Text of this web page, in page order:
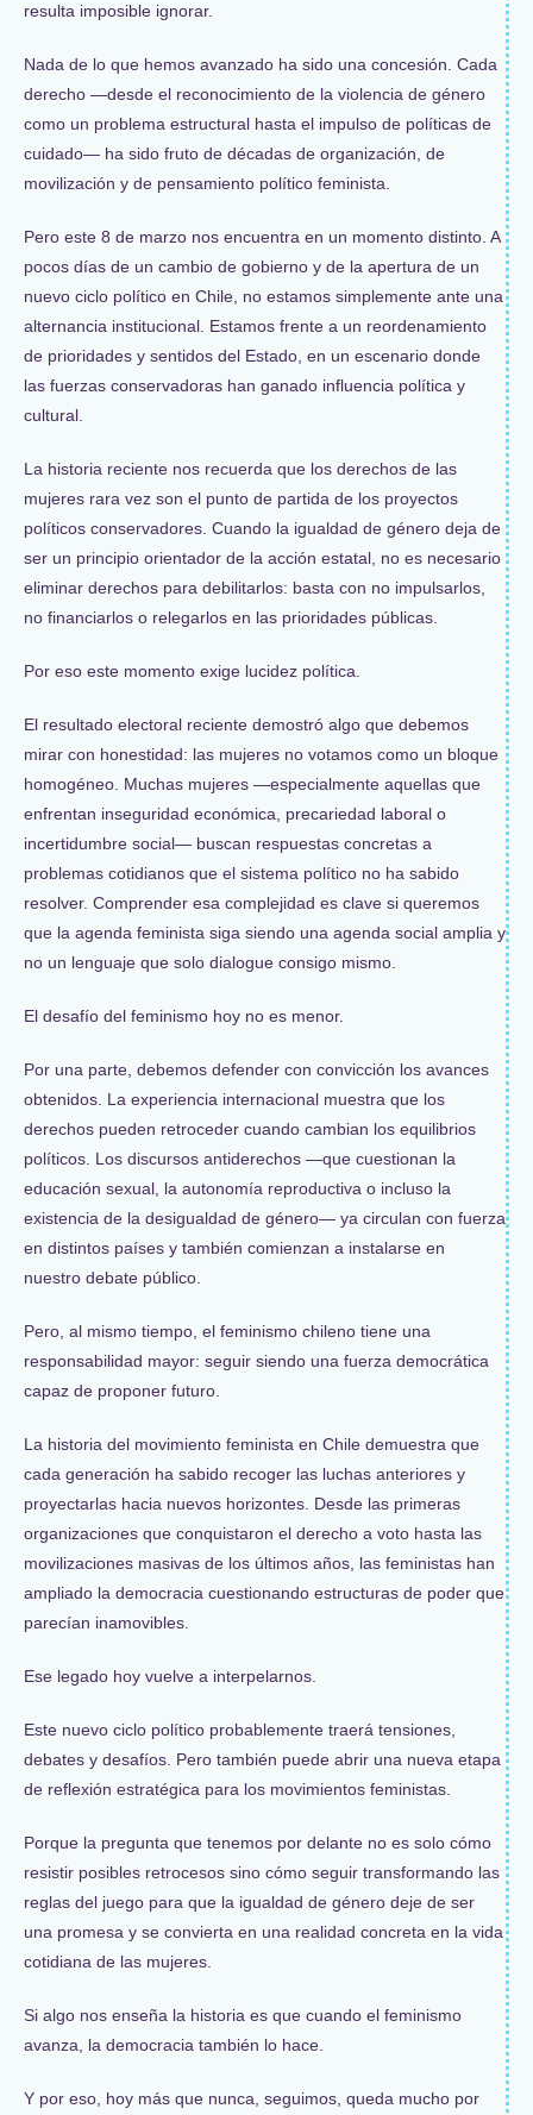
resulta imposible ignorar.
Nada de lo que hemos avanzado ha sido una concesión. Cada
derecho —desde el reconocimiento de la violencia de género
como un problema estructural hasta el impulso de políticas de
cuidado— ha sido fruto de décadas de organización, de
movilización y de pensamiento político feminista.
Pero este 8 de marzo nos encuentra en un momento distinto. A
pocos días de un cambio de gobierno y de la apertura de un
nuevo ciclo político en Chile, no estamos simplemente ante una
alternancia institucional. Estamos frente a un reordenamiento
de prioridades y sentidos del Estado, en un escenario donde
las fuerzas conservadoras han ganado influencia política y
cultural.
La historia reciente nos recuerda que los derechos de las
mujeres rara vez son el punto de partida de los proyectos
políticos conservadores. Cuando la igualdad de género deja de
ser un principio orientador de la acción estatal, no es necesario
eliminar derechos para debilitarlos: basta con no impulsarlos,
no financiarlos o relegarlos en las prioridades públicas.
Por eso este momento exige lucidez política.
El resultado electoral reciente demostró algo que debemos
mirar con honestidad: las mujeres no votamos como un bloque
homogéneo. Muchas mujeres —especialmente aquellas que
enfrentan inseguridad económica, precariedad laboral o
incertidumbre social— buscan respuestas concretas a
problemas cotidianos que el sistema político no ha sabido
resolver. Comprender esa complejidad es clave si queremos
que la agenda feminista siga siendo una agenda social amplia y
no un lenguaje que solo dialogue consigo mismo.
El desafío del feminismo hoy no es menor.
Por una parte, debemos defender con convicción los avances
obtenidos. La experiencia internacional muestra que los
derechos pueden retroceder cuando cambian los equilibrios
políticos. Los discursos antiderechos —que cuestionan la
educación sexual, la autonomía reproductiva o incluso la
existencia de la desigualdad de género— ya circulan con fuerza
en distintos países y también comienzan a instalarse en
nuestro debate público.
Pero, al mismo tiempo, el feminismo chileno tiene una
responsabilidad mayor: seguir siendo una fuerza democrática
capaz de proponer futuro.
La historia del movimiento feminista en Chile demuestra que
cada generación ha sabido recoger las luchas anteriores y
proyectarlas hacia nuevos horizontes. Desde las primeras
organizaciones que conquistaron el derecho a voto hasta las
movilizaciones masivas de los últimos años, las feministas han
ampliado la democracia cuestionando estructuras de poder que
parecían inamovibles.
Ese legado hoy vuelve a interpelarnos.
Este nuevo ciclo político probablemente traerá tensiones,
debates y desafíos. Pero también puede abrir una nueva etapa
de reflexión estratégica para los movimientos feministas.
Porque la pregunta que tenemos por delante no es solo cómo
resistir posibles retrocesos sino cómo seguir transformando las
reglas del juego para que la igualdad de género deje de ser
una promesa y se convierta en una realidad concreta en la vida
cotidiana de las mujeres.
Si algo nos enseña la historia es que cuando el feminismo
avanza, la democracia también lo hace.
Y por eso, hoy más que nunca, seguimos, queda mucho por